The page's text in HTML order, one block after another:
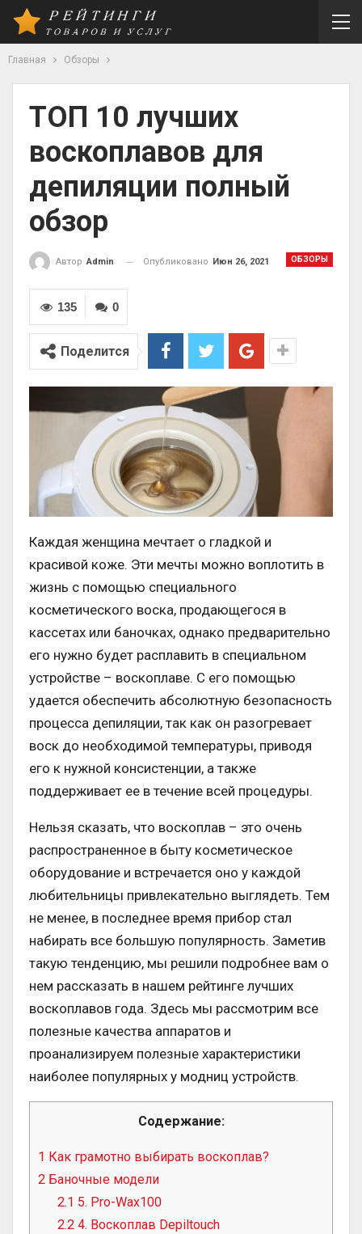
Главная Обзоры
ТОП 10 лучших
воскоплавов для
депиляции полный
обзор
ОБЗОРЫ
Автор Admin Опубликовано Июн 26, 2021
0
135
Поделится
Каждая женщина мечтает о гладкой и
красивой коже. Эти мечты можно воплотить в
жизнь с помощью специального
косметического воска, продающегося в
кассетах или баночках, однако предварительно
его нужно будет расплавить в специальном
устройстве – воскоплаве. С его помощью
удается обеспечить абсолютную безопасность
процесса депиляции, так как он разогревает
воск до необходимой температуры, приводя
его к нужной консистенции, а также
поддерживает ее в течение всей процедуры.
Нельзя сказать, что воскоплав – это очень
распространенное в быту косметическое
оборудование и встречается оно у каждой
любительницы привлекательно выглядеть. Тем
не менее, в последнее время прибор стал
набирать все большую популярность. Заметив
такую тенденцию, мы решили подробнее вам о
нем рассказать в нашем рейтинге лучших
воскоплавов года. Здесь мы рассмотрим все
полезные качества аппаратов и
проанализируем полезные характеристики
наиболее популярных у модниц устройств.
Содержание:
1 Как грамотно выбирать воскоплав?
2 Баночные модели
2.1 5. Pro-Wax100
2.2 4. Воскоплав Depiltouch